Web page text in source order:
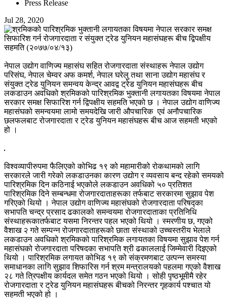
Press Release
Jul 28, 2020
नेपाल उद्योग वाणिज्य महासंघ सहित रोजगारदाता संस्थाहरू नेपाल उद्योग
परिसंघ, नेपाल चेम्वर अफ कमर्श, नेपाल घरेलु तथा साना उद्योग महासंघ र
संयुक्त ट्रेड युनियन समन्वय केन्द्र आवद्व ट्रेड युनियन महासंघहरू बीच
लकडाउन अवधिको श्रमिकको पारिश्रमिक भुक्तानी लगायतका विषयमा नेपाल
सरकार समक्ष सिफारिश गर्न द्विपक्षीय सहमति भएको छ । नेपाल उद्योग वाणिज्य
महासंघको समन्वयमा लामो समयदेखि जारी औपचारिक एवं अनौपचारिक
छलफलबाट रोजगारदाता र ट्रेड युनियन महासंघहरू बीच आज सहमती भएको
हो ।
विश्वव्यापीरुपमा फैलिएको कोभिढ १९ को महामारीको रोकथामको लागि
सरकारले जारी गरेको लकडाउनका कारण उद्योग र व्यवसाय बन्द रहेको समयको
पारिश्रमिक दिन कठिनाई भएकोले लकडाउन अवधिको ५० प्रतिशत
पारिश्रमिक दिने सम्बन्धमा रोजगारदाताहरूका तर्फबाट सरकारमा सुझाव पेश
गरिएको थियो । नेपाल उद्योग वाणिज्य महासंघको रोजगारदाता परिषद्का
सभापति चन्द्र प्रसाद ढकालको समन्वयमा रोजगारदाताका प्रतिनिधि
संस्थाहरूकातर्फबाट यसमा निरन्तर पहल भएको थियो । स्मरणीय छ, गएको
वैशाख २ गते सम्पन्न रोजगारदाताहरूको छाता संस्थाको उच्चस्तरीय भेलाले
लकडाउन अवधिको श्रमिकको पारिश्रमिक लगायतका विषयमा सुझाव पेश गर्न
महासंघको रोजगारदाता परिषदका सभापति श्री ढकाललाई जिम्मेवारी दिइएको
थियो । पारिश्रमिक लगायत कोभिड १९ को संक्रमणबाट उत्पन्न समस्या
समाधानका लागि सुझाव शिफारिस गर्न श्रम मन्त्रालयको पहलमा गएको वैशाख
२८ गते त्रिपक्षीय कार्यदल समेत गठन भएको थियो । सोही पृष्ठभूमीमै रहेर
रोजगारदाता र ट्रेड युनियन महासंघहरू बीचको निरन्तर गृहकार्य पश्चात यो
सहमती भएको हो ।